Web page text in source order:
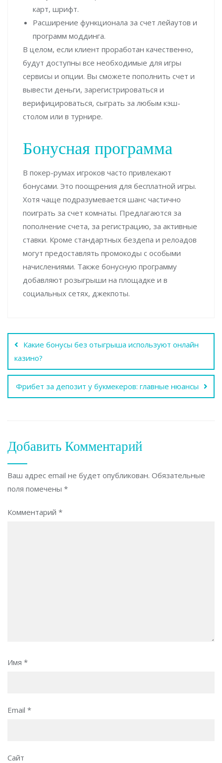
карт, шрифт.
Расширение функционала за счет лейаутов и
программ моддинга.
В целом, если клиент проработан качественно,
будут доступны все необходимые для игры
сервисы и опции. Вы сможете пополнить счет и
вывести деньги, зарегистрироваться и
верифицироваться, сыграть за любым кэш-
столом или в турнире.
Бонусная программа
В покер-румах игроков часто привлекают
бонусами. Это поощрения для бесплатной игры.
Хотя чаще подразумевается шанс частично
поиграть за счет комнаты. Предлагаются за
пополнение счета, за регистрацию, за активные
ставки. Кроме стандартных бездепа и релоадов
могут предоставлять промокоды с особыми
начислениями. Также бонусную программу
добавляют розыгрыши на площадке и в
социальных сетях, джекпоты.
Навигация
по
записям
Какие бонусы без отыгрыша используют онлайн
казино?
Фрибет за депозит у букмекеров: главные нюансы
Добавить Комментарий
Ваш адрес email не будет опубликован. Обязательные
поля помечены *
Комментарий *
Имя *
Email *
Сайт